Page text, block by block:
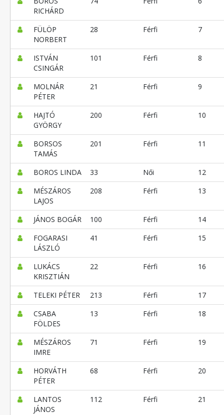
RICHÁRD
FÜLÖP
NORBERT
28 Férfi 7
ISTVÁN
CSINGÁR
101 Férfi 8
MOLNÁR
PÉTER
21 Férfi 9
HAJTÓ
GYÖRGY
200 Férfi 10
BORSOS
TAMÁS
201 Férfi 11
BOROS LINDA 33 Női
12
MÉSZÁROS
LAJOS
208 Férfi 13
JÁNOS BOGÁR 100 Férfi
14
FOGARASI
LÁSZLÓ
41 Férfi 15
LUKÁCS
KRISZTIÁN
22 Férfi 16
TELEKI PÉTER 213 Férfi
17
CSABA
FÖLDES
13 Férfi 18
MÉSZÁROS
IMRE
71 Férfi 19
HORVÁTH
PÉTER
68 Férfi 20
LANTOS
JÁNOS
112 Férfi 21